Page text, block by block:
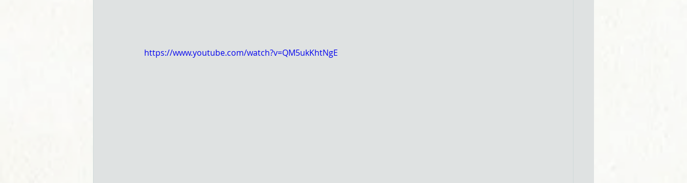
https://www.youtube.com/watch?v=QM5ukKhtNgE